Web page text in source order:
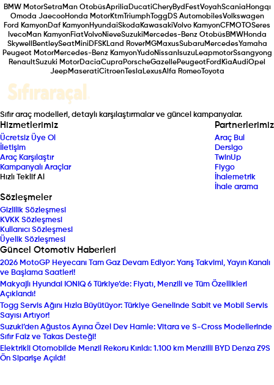
BMW MotorSetra Man OtobüsAprilia DucatiCheryByd FestVoyahScania Hongqı
Omoda JaecooHonda MotorKtmTriumphTogg DS AutomobilesVolkswagen
Ford KamyonDaf KamyonHyundaiSkoda KawasakiVolvo KamyonCFMOTOSeres
IvecoMan KamyonFiatVolvoNieveSuzuki Mercedes-Benz Otobüs BMWHonda
Skywell
BentleySeatMini DFSKLand RoverMGMaxusSubaruMercedesYamaha
Peugeot MotorMercedes-Benz KamyonYudoNissanIsuzuLeapmotorSsangyong
RenaultSuzuki MotorDaciaCupra PorscheGazellePeugeotFord KiaAudiOpel
Jeep MaseratiCitroenTesla LexusAlfa RomeoToyota
Sıfır araç modelleri, detaylı karşılaştırmalar ve güncel kampanyalar.
Hizmetlerimiz
Ücretsiz Üye Ol
İletişim
Araç Karşılaştır
Kampanyalı Araçlar
Hızlı Teklif Al
Partnerlerimiz
Araç Bul
Dersigo
TwinUp
Fiygo
İhalemetrik
İhale arama
Sözleşmeler
Gizlilik Sözleşmesi
KVKK Sözleşmesi
Kullanıcı Sözleşmesi
Üyelik Sözleşmesi
Güncel Otomotiv Haberleri
2026 MotoGP Heyecanı Tam Gaz Devam Ediyor: Yarış Takvimi, Yayın Kanalı
ve Başlama Saatleri!
Makyajlı Hyundai IONIQ 6 Türkiye’de: Fiyatı, Menzili ve Tüm Özellikleri
Açıklandı!
Togg Servis Ağını Hızla Büyütüyor: Türkiye Genelinde Sabit ve Mobil Servis
Sayısı Artıyor!
Suzuki’den Ağustos Ayına Özel Dev Hamle: Vitara ve S-Cross Modellerinde
Sıfır Faiz ve Takas Desteği!
Elektrikli Otomobilde Menzil Rekoru Kırıldı: 1.100 km Menzilli BYD Denza Z9S
Ön Siparişe Açıldı!